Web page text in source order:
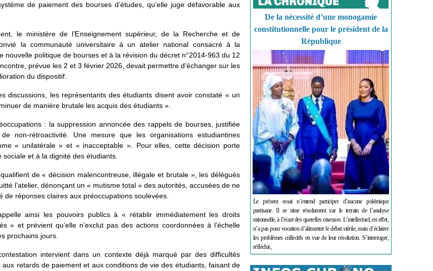
de paiement des bourses d’études, qu’elle juge défavorable aux
le ministère de l’Enseignement supérieur, de la Recherche et de
la communauté universitaire à un atelier national consacré à la
nouvelle politique de bourses et à la révision du décret n°2014-963 du 12
prévue les 2 et 3 février 2026, devait permettre d’échanger sur les
du dispositif.
discussions, les représentants des étudiants disent avoir constaté « un
de manière brutale les acquis des étudiants ».
: la suppression annoncée des rappels de bourses, justifiée
non-rétroactivité. Une mesure que les organisations estudiantines
« unilatérale » et « inacceptable ». Pour elles, cette décision porte
sociale et à la dignité des étudiants.
de « décision malencontreuse, illégale et brutale », les délégués
l’atelier, dénonçant un « mutisme total » des autorités, accusées de ne
de réponses claires aux préoccupations soulevées.
ainsi les pouvoirs publics à « rétablir immédiatement les droits
» et prévient qu’elle n’exclut pas des actions coordonnées à l’échelle
prochains jours.
intervient dans un contexte déjà marqué par des difficultés
aux retards de paiement et aux conditions de vie des étudiants, faisant de
De la nécessité d’une monogamie
constitutionnelle pour le président de la
République
Le présent essai n’entend participer d’aucune polémique
partisane. Il se situe résolument sur le terrain de l’analyse
rationnelle, à l’écart des querelles oiseuses. L’intellectuel, en effet,
n’a pas pour vocation d’alimenter le débat stérile, mais d’éclairer
les problèmes collectifs en vue de leur résolution. S’interroger,
réfléchir,